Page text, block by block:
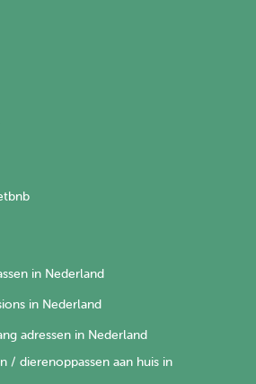
in Nederland
in Nederland
adressen in Nederland
/ dierenoppassen aan huis in